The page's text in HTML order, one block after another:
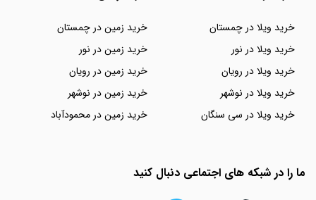
خرید ویلا در چمستان
خرید ویلا در نور
خرید ویلا در رویان
خرید ویلا در نوشهر
خرید ویلا در سی سنگان
خرید زمین در چمستان
خرید زمین در نور
خرید زمین در رویان
خرید زمین در نوشهر
خرید زمین در محمودآباد
ما را در شبکه های اجتماعی دنبال کنید